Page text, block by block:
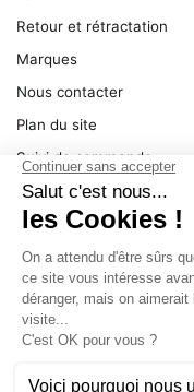
Retour et rétractation
Marques
Nous contacter
Plan du site
Suivi de commande
Ma facture
Mentions légales
Conditions générales
SERVICE
Pièces détachées